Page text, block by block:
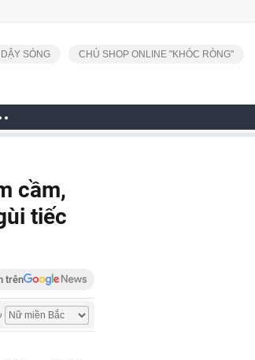
SÓNG CHỦ SHOP ONLINE "KHÓC RÒNG"
cầm,
tiếc
trên